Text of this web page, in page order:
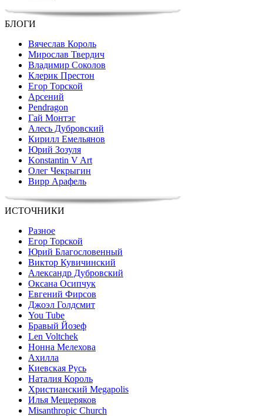
БЛОГИ
Вячеслав Король
Мирослав Твердич
Владимир Соколов
Клерик Престон
Егор Topской
Арсений
Pendragon
Гай Монтэг
Алесь Дубровский
Кирилл Емельянов
Юрий Зозуля
Konstantin V Art
Олег Чекрыгин
Вирр Арафель
ИСТОЧНИКИ
Разное
Егор Торской
Юрий Благословенный
Виктор Кувичинский
Александр Дубровский
Оксана Осипчук
Евгений Фирсов
Джоэл Голдсмит
You Tube
Бравый Йозеф
Len Voltchek
Нонна Мелехова
Ахилла
Киевская Русь
Наталия Король
Христианский Megapolis
Илья Мещеряков
Misanthropic Church